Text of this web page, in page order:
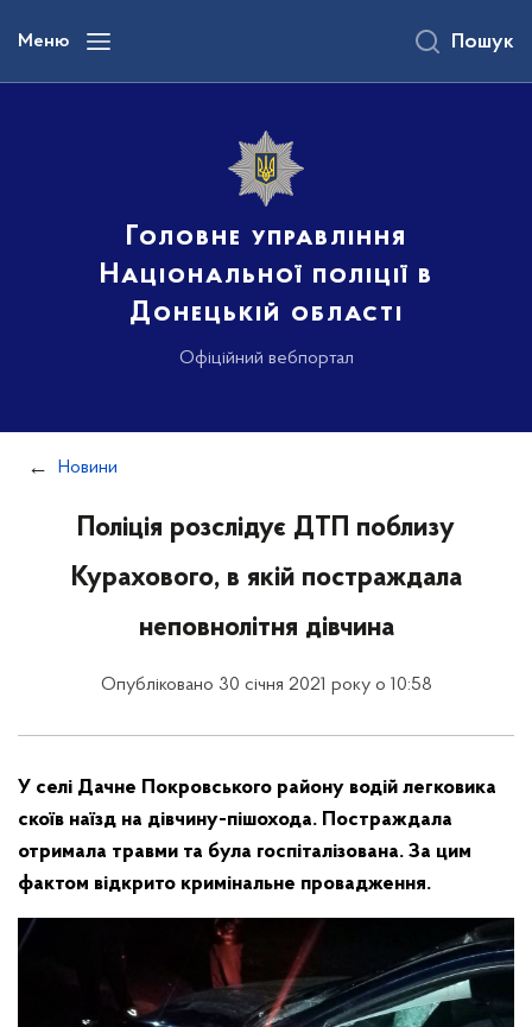
вмісту
Меню
Головне управління
Національної поліції в
Донецькій області
Офіційний вебпортал
Пошук
Новини
Поліція розслідує ДТП поблизу
Курахового, в якій постраждала
неповнолітня дівчина
Опубліковано 30 січня 2021 року о 10:58
У селі Дачне Покровського району водій легковика
скоїв наїзд на дівчину-пішохода. Постраждала
отримала травми та була госпіталізована. За цим
фактом відкрито кримінальне провадження.